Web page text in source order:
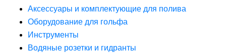
Аксессуары и комплектующие для полива
Оборудование для гольфа
Инструменты
Водяные розетки и гидранты